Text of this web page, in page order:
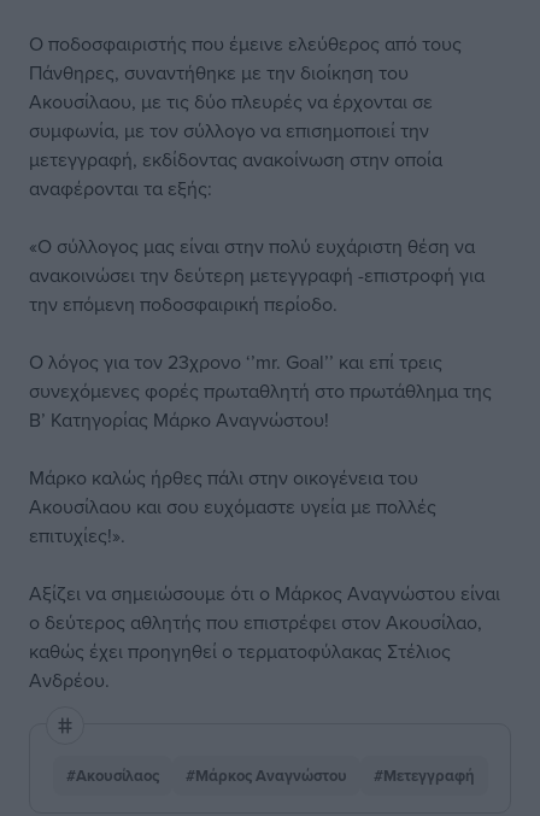
Ο ποδοσφαιριστής που έμεινε ελεύθερος από τους
Πάνθηρες, συναντήθηκε με την διοίκηση του
Ακουσίλαου, με τις δύο πλευρές να έρχονται σε
συμφωνία, με τον σύλλογο να επισημοποιεί την
μετεγγραφή, εκδίδοντας ανακοίνωση στην οποία
αναφέρονται τα εξής:
«Ο σύλλογος μας είναι στην πολύ ευχάριστη θέση να
ανακοινώσει την δεύτερη μετεγγραφή -επιστροφή για
την επόμενη ποδοσφαιρική περίοδο.
Ο λόγος για τον 23χρονο ‘’mr. Goal’’ και επί τρεις
συνεχόμενες φορές πρωταθλητή στο πρωτάθλημα της
Β’ Κατηγορίας Μάρκο Αναγνώστου!
Μάρκο καλώς ήρθες πάλι στην οικογένεια του
Ακουσίλαου και σου ευχόμαστε υγεία με πολλές
επιτυχίες!».
Αξίζει να σημειώσουμε ότι ο Μάρκος Αναγνώστου είναι
ο δεύτερος αθλητής που επιστρέφει στον Ακουσίλαο,
καθώς έχει προηγηθεί ο τερματοφύλακας Στέλιος
Ανδρέου.
#Ακουσίλαος #Μάρκος Αναγνώστου #Μετεγγραφή